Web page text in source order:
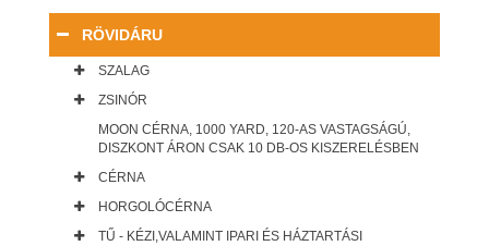
RÖVIDÁRU
SZALAG
ZSINÓR
MOON CÉRNA, 1000 YARD, 120-AS VASTAGSÁGÚ,
DISZKONT ÁRON CSAK 10 DB-OS KISZERELÉSBEN
CÉRNA
HORGOLÓCÉRNA
TŰ - KÉZI,VALAMINT IPARI ÉS HÁZTARTÁSI